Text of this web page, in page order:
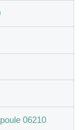
06210